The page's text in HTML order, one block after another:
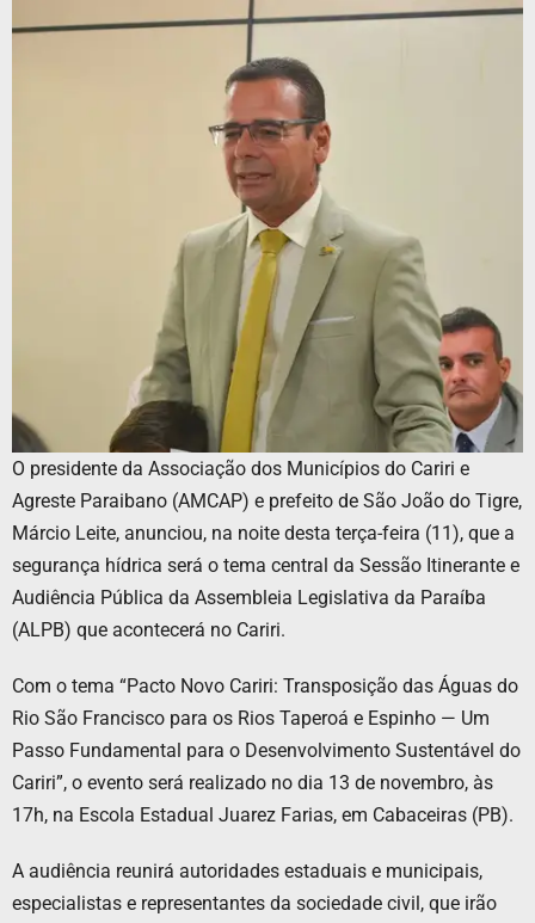
O presidente da Associação dos Municípios do Cariri e
Agreste Paraibano (AMCAP) e prefeito de São João do Tigre,
Márcio Leite, anunciou, na noite desta terça-feira (11), que a
segurança hídrica será o tema central da Sessão Itinerante e
Audiência Pública da Assembleia Legislativa da Paraíba
(ALPB) que acontecerá no Cariri.
Com o tema “Pacto Novo Cariri: Transposição das Águas do
Rio São Francisco para os Rios Taperoá e Espinho — Um
Passo Fundamental para o Desenvolvimento Sustentável do
Cariri”, o evento será realizado no dia 13 de novembro, às
17h, na Escola Estadual Juarez Farias, em Cabaceiras (PB).
A audiência reunirá autoridades estaduais e municipais,
especialistas e representantes da sociedade civil, que irão